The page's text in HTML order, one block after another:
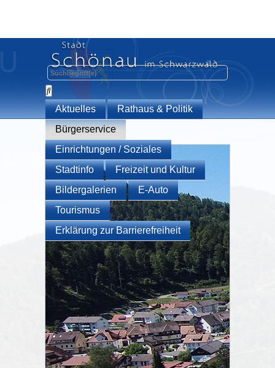
Aktuelles
Rathaus & Politik
Bürgerservice
Einrichtungen / Soziales
Stadtinfo
Freizeit und Kultur
Bildergalerien
E-Auto
Tourismus
Erklärung zur Barrierefreiheit